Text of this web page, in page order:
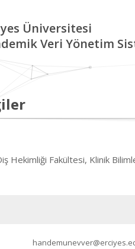
Üniversitesi
Veri Yönetim
Hekimliği Fakültesi, Klinik